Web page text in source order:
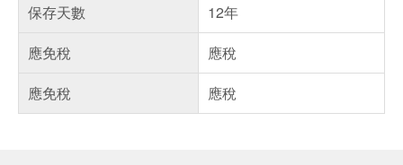
保存天數
12年
應免稅
應稅
應免稅
應稅